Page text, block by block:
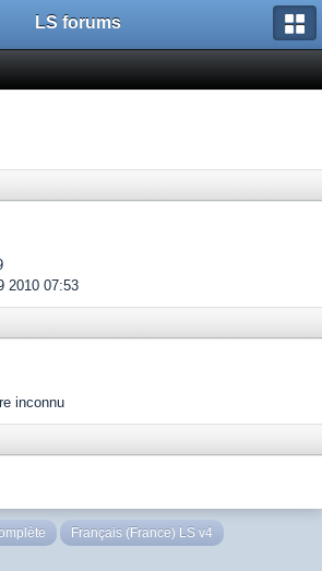
LS forums
2010 07:53
inconnu
Français (France) LS v4